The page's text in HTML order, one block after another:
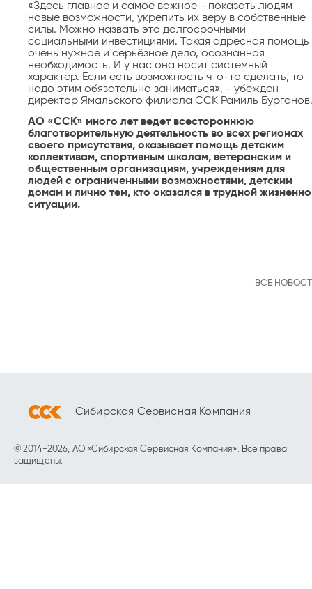
«Здесь главное и самое важное - показать людям
новые возможности, укрепить их веру в собственные
силы. Можно назвать это долгосрочными
социальными инвестициями. Такая адресная
очень нужное и серьёзное дело, осознанная
необходимость. И у нас она носит системный
характер. Если есть возможность что-то сделать, то
надо этим обязательно заниматься», - убежден
директор Ямальского филиала ССК Рамиль Бурганов.
АО «ССК» много лет ведет всестороннюю
благотворительную деятельность во всех регионах
своего присутствия, оказывает помощь детским
коллективам, спортивным школам, ветеранским и
общественным организациям, учреждениям для
людей с ограниченными возможностями, детским
домам и лично тем, кто оказался в трудной
ситуации.
ВСЕ
Сибирская Сервисная Компания
© 2014-2026, АО «Сибирская Сервисная Компания». Все права
защищены.